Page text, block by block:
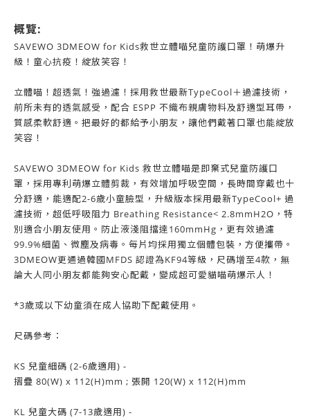
概覽:
SAVEWO 3DMEOW for Kids救世立體喵兒童防護口罩！萌爆升
級！童心抗疫！綻放笑容！
立體喵！超透氣！強過濾！採用救世最新TypeCool＋過濾技術，
前所未有的透氣感受，配合 ESPP 不織布親膚物料及舒適型耳帶，
質感柔軟舒適。把最好的都給予小朋友，讓他們戴著口罩也能綻放
笑容！
SAVEWO 3DMEOW for Kids 救世立體喵是即棄式兒童防護口
罩，採用專利萌爆立體剪裁，有效增加呼吸空間，長時間穿戴也十
分舒適，能適配2-6歲小童臉型，升級版本採用最新TypeCool+ 過
濾技術，超低呼吸阻力 Breathing Resistance< 2.8mmH2O，特
別適合小朋友使用。防止液淺阻擋達160mmHg，更有效過濾
99.9%細菌、微塵及病毒。每片均採用獨立個體包裝，方便攜帶。
3DMEOW更通過韓國MFDS 認證為KF94等級，尺碼增至4款，無
論大人同小朋友都能夠安心配戴，變成超可愛貓喵萌爆示人！
*3歲或以下幼童須在成人協助下配戴使用。
尺碼參考：
KS 兒童細碼 (2-6歲適用) -
摺疊 80(W) x 112(H)mm ; 張開 120(W) x 112(H)mm
KL 兒童大碼 (7-13歲適用) -